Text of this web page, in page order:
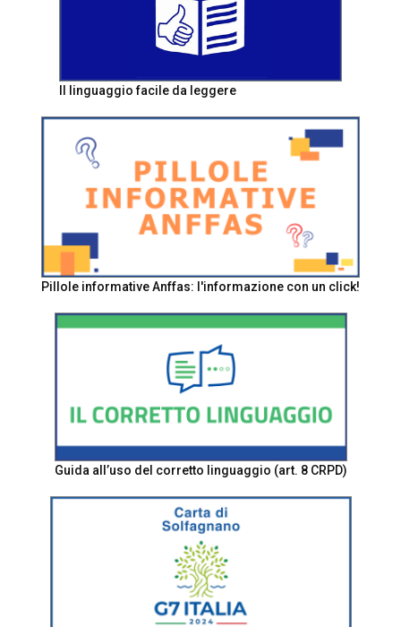
Il linguaggio facile da leggere
Pillole informative Anffas: l'informazione con un click!
Guida all’uso del corretto linguaggio (art. 8 CRPD)